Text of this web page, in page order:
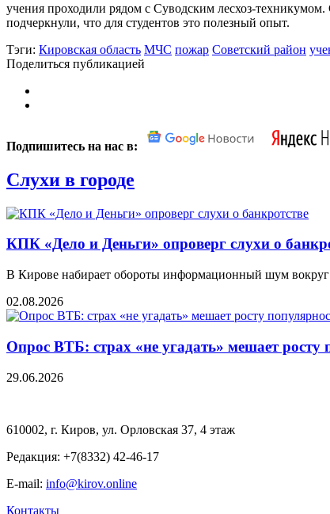
учения проходили рядом с Суводским лесхоз-
подчеркнули, что для студентов это полезный опыт.
Тэги: Кировская область МЧС пожар Советский район
Поделиться публикацией
Подпишитесь на нас в:
Слухи в городе
КПК «Дело и Деньги» опроверг слухи о
В Кирове набирает обороты информационный шум вокруг
02.08.2026
Опрос ВТБ: страх «не угадать» мешает росту
29.06.2026
610002, г. Киров, ул. Орловская 37, 4 этаж
Редакция: +7(8332) 42-46-17
E-mail: info@kirov.online
Контакты